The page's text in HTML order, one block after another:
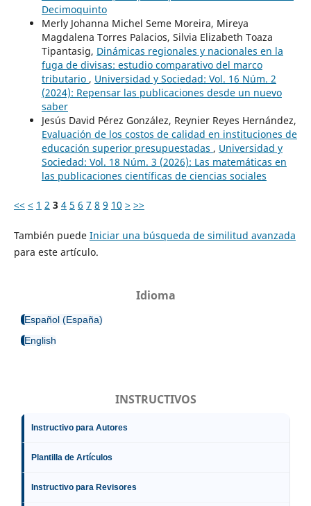
Decimoquinto
Merly Johanna Michel Seme Moreira, Mireya
Magdalena Torres Palacios, Silvia Elizabeth Toaza
Tipantasig, Dinámicas regionales y nacionales en la
fuga de divisas: estudio comparativo del marco
tributario , Universidad y Sociedad: Vol. 16 Núm. 2
(2024): Repensar las publicaciones desde un nuevo
saber
Jesús David Pérez González, Reynier Reyes Hernández,
Evaluación de los costos de calidad en instituciones de
educación superior presupuestadas , Universidad y
Sociedad: Vol. 18 Núm. 3 (2026): Las matemáticas en
las publicaciones científicas de ciencias sociales
<< < 1 2 3 4 5 6 7 8 9 10 > >>
También puede Iniciar una búsqueda de similitud avanzada
para este artículo.
Idioma
Español (España)
English
INSTRUCTIVOS
Instructivo para Autores
Plantilla de Artículos
Instructivo para Revisores